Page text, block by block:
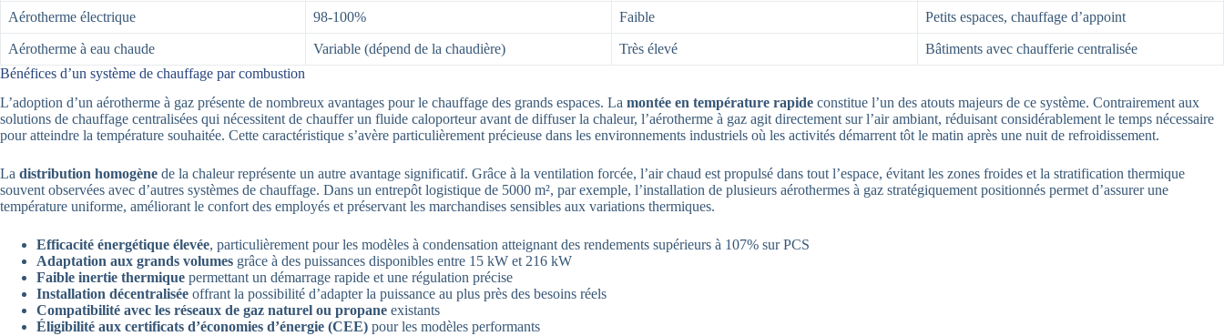
Aérotherme électrique 98-100% Faible Petits espaces, chauffage d’appoint
Aérotherme à eau chaude Variable (dépend de la chaudière) Très élevé
Bâtiments avec chaufferie centralisée
Bénéfices d’un système de chauffage par combustion
L’adoption d’un aérotherme à gaz présente de nombreux avantages pour le chauffage des grands espaces. La montée en température rapide constitue l’un des atouts majeurs de ce système. Contrairement aux
solutions de chauffage centralisées qui nécessitent de chauffer un fluide caloporteur avant de diffuser la chaleur, l’aérotherme à gaz agit directement sur l’air ambiant, réduisant considérablement le temps nécessaire
pour atteindre la température souhaitée. Cette caractéristique s’avère particulièrement précieuse dans les environnements industriels où les activités démarrent tôt le matin après une nuit de refroidissement.
La distribution homogène de la chaleur représente un autre avantage significatif. Grâce à la ventilation forcée, l’air chaud est propulsé dans tout l’espace, évitant les zones froides et la stratification thermique
souvent observées avec d’autres systèmes de chauffage. Dans un entrepôt logistique de 5000 m², par exemple, l’installation de plusieurs aérothermes à gaz stratégiquement positionnés permet d’assurer une
température uniforme, améliorant le confort des employés et préservant les marchandises sensibles aux variations thermiques.
Efficacité énergétique élevée, particulièrement pour les modèles à condensation atteignant des rendements supérieurs à 107% sur PCS
Adaptation aux grands volumes grâce à des puissances disponibles entre 15 kW et 216 kW
Faible inertie thermique permettant un démarrage rapide et une régulation précise
Installation décentralisée offrant la possibilité d’adapter la puissance au plus près des besoins réels
Compatibilité avec les réseaux de gaz naturel ou propane existants
Éligibilité aux certificats d’économies d’énergie (CEE) pour les modèles performants